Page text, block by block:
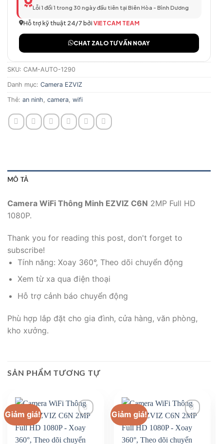
Lỗi 1 đổi 1 trong 30 ngày đầu tiên tại Biên Hòa - Bình Dương
Hỗ trợ kỹ thuật 24/7 bởi VIETCAM TEAM
CHAT ZALO TƯ VẤN NGAY
SKU: CAM-AUTO-1290
Danh mục: Camera EZVIZ
Thẻ: an ninh camera wifi
MÔ TẢ
Camera WiFi Thông Minh EZVIZ C6N 2MP Full HD
1080P.
Thank you for reading this post, don't forget to
subscribe!
Tính năng: Xoay 360°, Theo dõi chuyển động
Xem từ xa qua điện thoại
Hỗ trợ cảnh báo chuyển động
Phù hợp lắp đặt cho gia đình, cửa hàng, văn phòng,
kho xưởng.
SẢN PHẨM TƯƠNG TỰ
Giảm giá! Giảm giá!